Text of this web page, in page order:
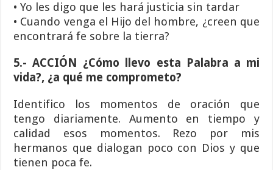
• Yo les digo que les hará justicia sin tardar
• Cuando venga el Hijo del hombre, ¿creen que
encontrará fe sobre la tierra?
5.- ACCIÓN ¿Cómo llevo esta Palabra a mi
vida?, ¿a qué me comprometo?
Identifico los momentos de oración que
tengo diariamente. Aumento en tiempo y
calidad esos momentos. Rezo por mis
hermanos que dialogan poco con Dios y que
tienen poca fe.